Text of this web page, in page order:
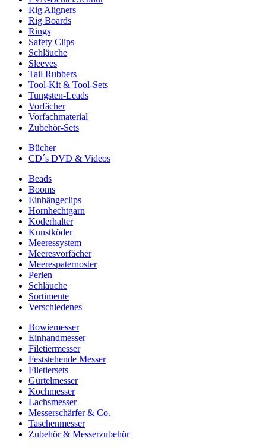
Rig Aligners
Rig Boards
Rings
Safety Clips
Schläuche
Sleeves
Tail Rubbers
Tool-Kit & Tool-Sets
Tungsten-Leads
Vorfächer
Vorfachmaterial
Zubehör-Sets
Bücher
CD´s DVD & Videos
Beads
Booms
Einhängeclips
Hornhechtgarn
Köderhalter
Kunstköder
Meeressystem
Meeresvorfächer
Meerespaternoster
Perlen
Schläuche
Sortimente
Verschiedenes
Bowiemesser
Einhandmesser
Filetiermesser
Feststehende Messer
Filetiersets
Gürtelmesser
Kochmesser
Lachsmesser
Messerschärfer & Co.
Taschenmesser
Zubehör & Messerzubehör